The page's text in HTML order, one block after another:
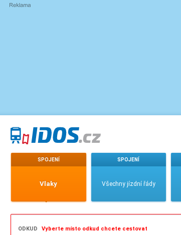
SPOJENÍ
Vlaky
SPOJENÍ
Všechny jízdní řády
ODKUD Vyberte místo odkud chcete cestovat